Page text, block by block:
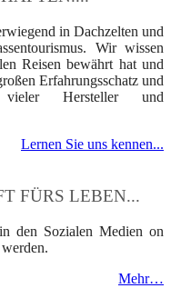
in Dachzelten und
Wir wissen
Reisen bewährt hat und
Erfahrungsschatz und
Hersteller und
Lernen Sie uns kennen...
FÜRS LEBEN...
den Sozialen Medien on
Mehr…